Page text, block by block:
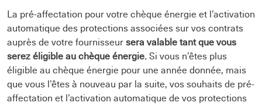
La pré-affectation pour votre chèque énergie et l’activation
automatique des protections associées sur vos contrats
auprès de votre fournisseur sera valable tant que vous
serez éligible au chèque énergie. Si vous n’êtes plus
éligible au chèque énergie pour une année donnée, mais
que vous l’êtes à nouveau par la suite, vos souhaits de pré-
affectation et l’activation automatique de vos protections